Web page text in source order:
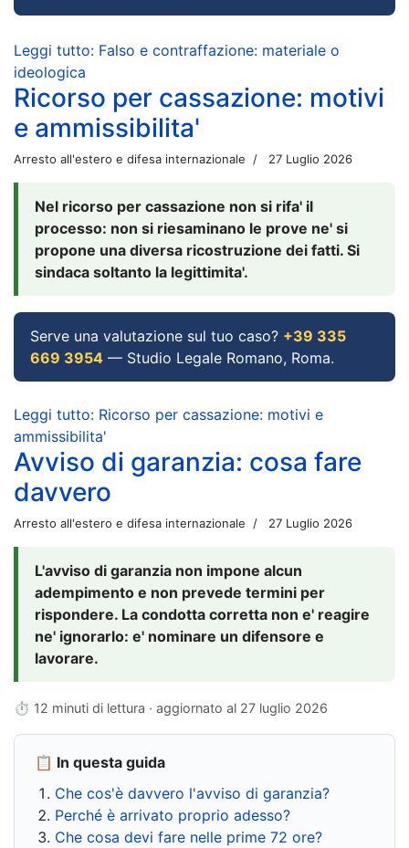
Leggi tutto: Falso e contraffazione: materiale o
ideologica
Ricorso per cassazione: motivi
e ammissibilita'
Arresto all'estero e difesa internazionale 27 Luglio 2026
Nel ricorso per cassazione non si rifa' il
processo: non si riesaminano le prove ne' si
propone una diversa ricostruzione dei fatti. Si
sindaca soltanto la legittimita'.
Serve una valutazione sul tuo caso? +39 335
669 3954 — Studio Legale Romano, Roma.
Leggi tutto: Ricorso per cassazione: motivi e
ammissibilita'
Avviso di garanzia: cosa fare
davvero
Arresto all'estero e difesa internazionale 27 Luglio 2026
L'avviso di garanzia non impone alcun
adempimento e non prevede termini per
rispondere. La condotta corretta non e' reagire
ne' ignorarlo: e' nominare un difensore e
lavorare.
⏱ 12 minuti di lettura · aggiornato al 27 luglio 2026
📋 In questa guida
Che cos'è davvero l'avviso di garanzia?
Perché è arrivato proprio adesso?
Che cosa devi fare nelle prime 72 ore?